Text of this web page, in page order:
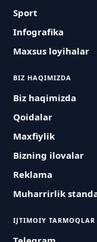
Sport
Infografika
Maxsus loyihalar
BIZ HAQIMIZDA
Biz haqimizda
Qoidalar
Maxfiylik
Bizning ilovalar
Reklama
Muharrirlik
IJTIMOIY TARMOQLAR